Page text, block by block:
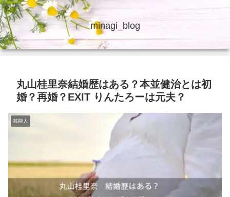
minagi_blog
丸山桂里奈結婚歴はある？本並健治とは初
婚？再婚？EXIT りんたろーは元夫？
芸能人